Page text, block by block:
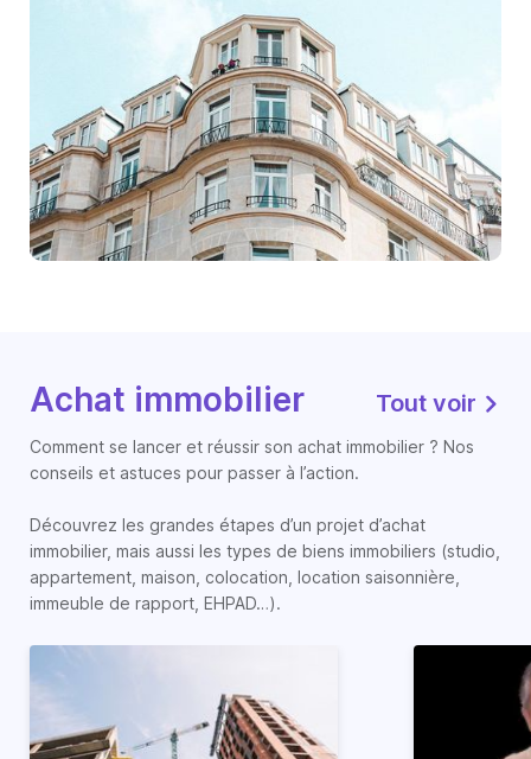
Achat immobilier Tout voir
Comment se lancer et réussir son achat immobilier ? Nos
conseils et astuces pour passer à l’action.
Découvrez les grandes étapes d’un projet d’achat
immobilier, mais aussi les types de biens immobiliers (studio,
appartement, maison, colocation, location saisonnière,
immeuble de rapport, EHPAD…).